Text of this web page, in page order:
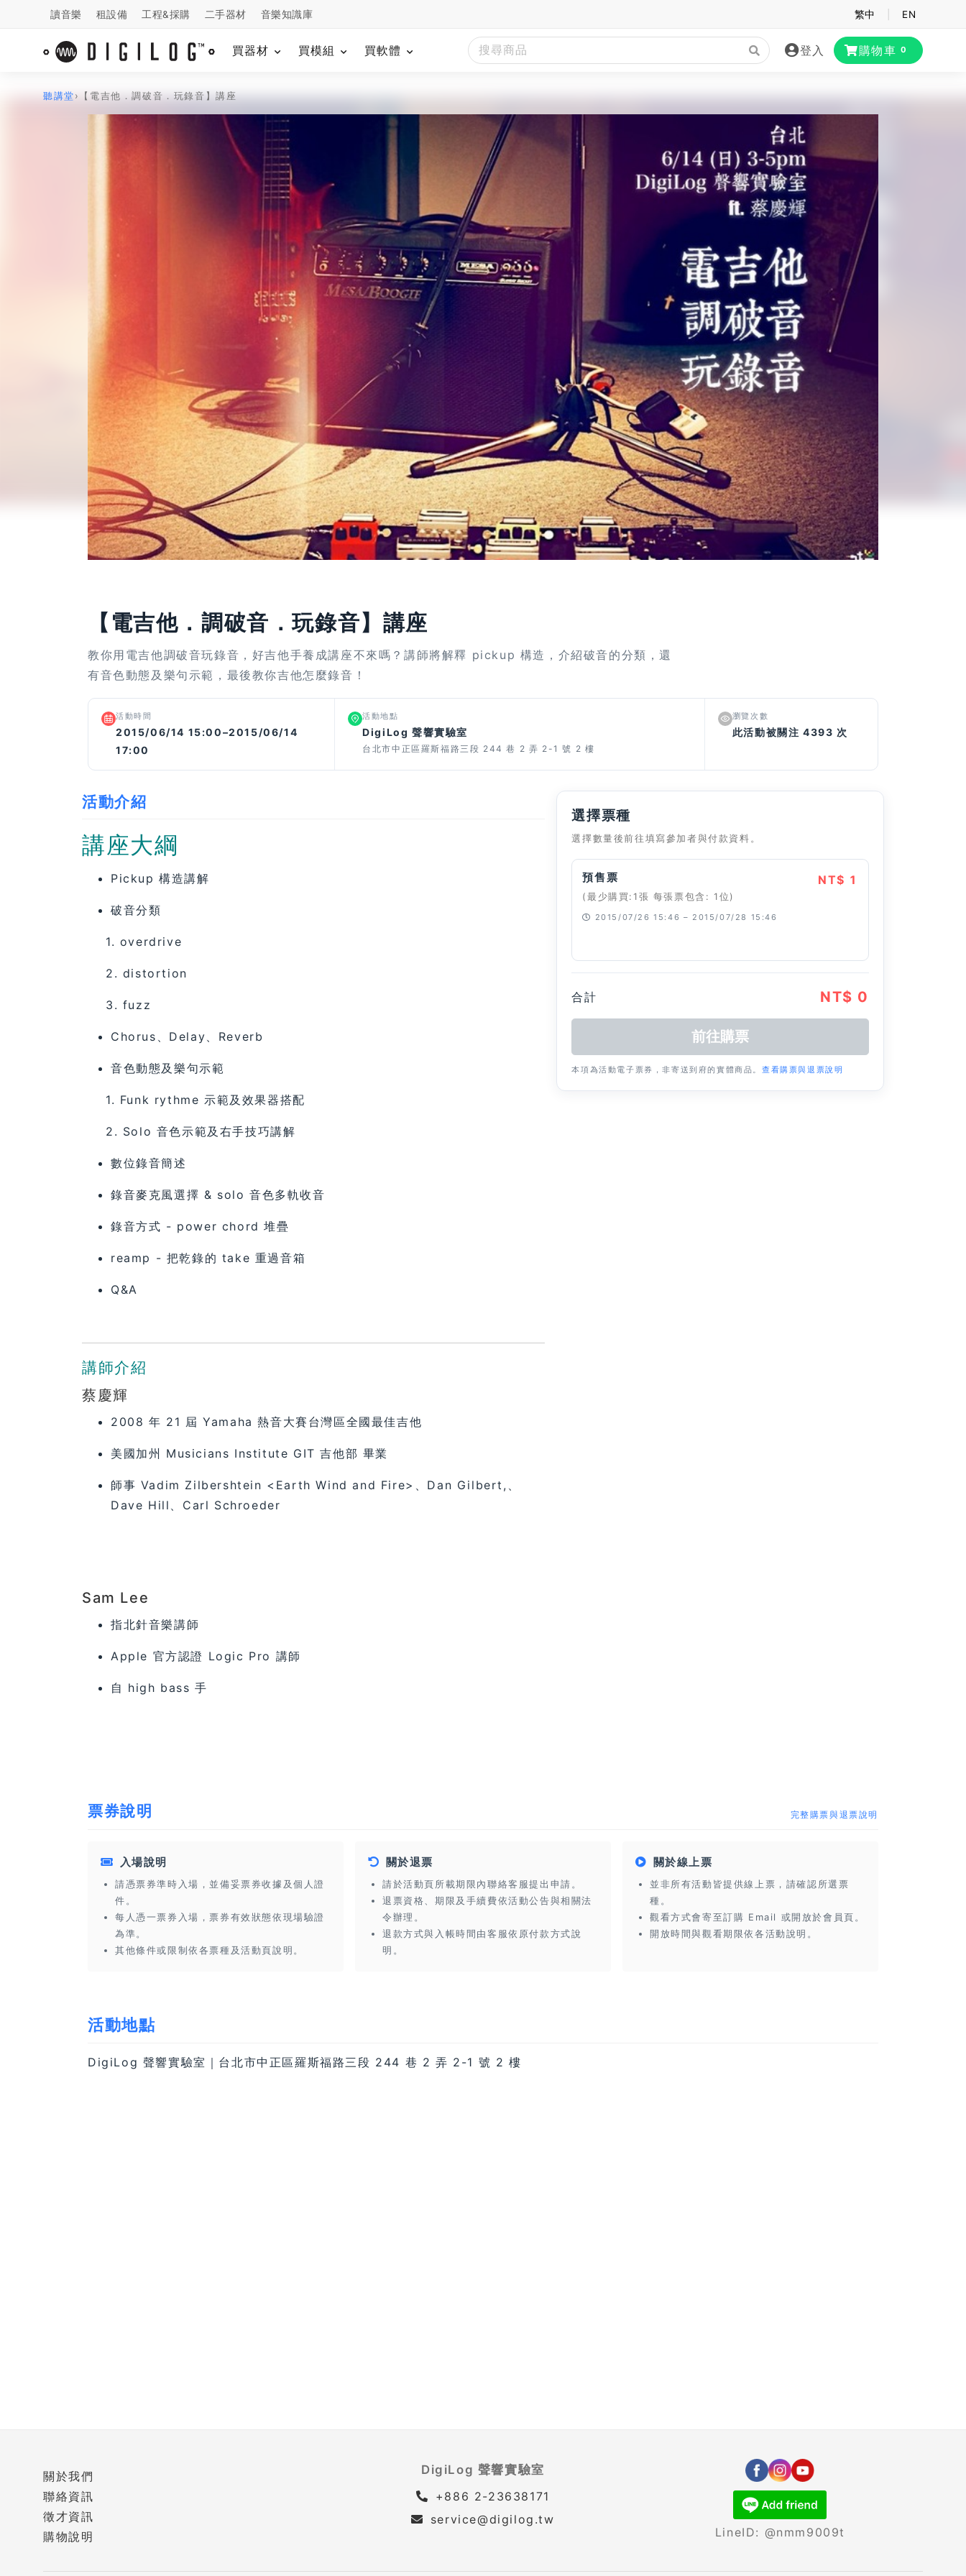
讀音樂 租設備 工程&採購 二手器材 音樂知識庫 繁中 EN
買器材 買模組 買軟體 登入 購物車 0
聽講堂› 【電吉他．調破音．玩錄音】講座
【電吉他．調破音．玩錄音】講座
教你用電吉他調破音玩錄音，好吉他手養成講座不來嗎？講師將解釋 pickup 構造，介紹破音的分類，還
有音色動態及樂句示範，最後教你吉他怎麼錄音！
活動時間
2015/06/14 15:00–2015/06/14
17:00
活動地點
DigiLog 聲響實驗室
台北市中正區羅斯福路三段 244 巷 2 弄 2-1 號 2 樓
瀏覽次數
此活動被關注 4393 次
活動介紹
講座大綱
Pickup 構造講解
破音分類
1. overdrive
2. distortion
3. fuzz
Chorus、Delay、Reverb
音色動態及樂句示範
1. Funk rythme 示範及效果器搭配
2. Solo 音色示範及右手技巧講解
數位錄音簡述
錄音麥克風選擇 & solo 音色多軌收音
錄音方式 - power chord 堆疊
reamp - 把乾錄的 take 重過音箱
Q&A
講師介紹
蔡慶輝
2008 年 21 屆 Yamaha 熱音大賽台灣區全國最佳吉他
美國加州 Musicians Institute GIT 吉他部 畢業
師事 Vadim Zilbershtein <Earth Wind and Fire>、Dan Gilbert,、
Dave Hill、Carl Schroeder
Sam Lee
指北針音樂講師
Apple 官方認證 Logic Pro 講師
自 high bass 手
選擇票種
選擇數量後前往填寫參加者與付款資料。
預售票
(最少購買:1張 每張票包含: 1位)
NT$ 1
2015/07/26 15:46 – 2015/07/28 15:46
合計 NT$ 0
本項為活動電子票券，非寄送到府的實體商品。 查看購票與退票說明
票券說明 完整購票與退票說明
入場說明
請憑票券準時入場，並備妥票券收據及個人證
件。
每人憑一票券入場，票券有效狀態依現場驗證
為準。
其他條件或限制依各票種及活動頁說明。
關於退票
請於活動頁所載期限內聯絡客服提出申請。
退票資格、期限及手續費依活動公告與相關法
令辦理。
退款方式與入帳時間由客服依原付款方式說
明。
關於線上票
並非所有活動皆提供線上票，請確認所選票
種。
觀看方式會寄至訂購 Email 或開放於會員頁。
開放時間與觀看期限依各活動說明。
活動地點
DigiLog 聲響實驗室｜台北市中正區羅斯福路三段 244 巷 2 弄 2-1 號 2 樓
關於我們
聯絡資訊
徵才資訊
購物說明
DigiLog 聲響實驗室
+886 2-23638171
service@digilog.tw
LineID: @nmm9009t